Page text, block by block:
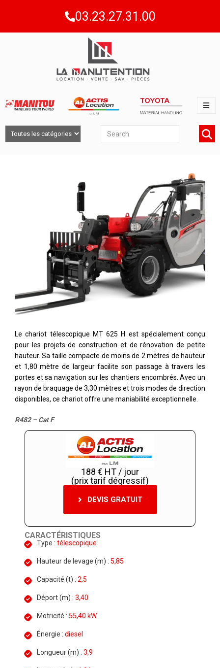
03.23.27.31.00
Le chariot télescopique MT 625 H est spécialement conçu
pour les projets de construction et de rénovation de petite
hauteur. Sa taille compacte de moins de 2 mètres de hauteur
et 1,80 mètre de largeur facilite son passage à travers les
portes et sa navigation sur les chantiers encombrés. Avec un
rayon de braquage de 3,30 mètres et trois modes de direction
disponibles, ce chariot offre une maniabilité exceptionnelle.
R482 – Cat F
188 € HT / jour
(prix tarif dégressif)
DEVIS GRATUIT
CARACTÉRISTIQUES
Type : télescopique
Hauteur de levage (m) : 5,85
Capacité (t) : 2,5
Déport (m) : 3,40
Motricité : 55,40 kW
Énergie : diesel
Longueur (m) : 3,9